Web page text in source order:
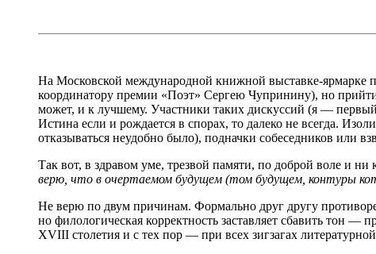
На Московской международной книжной выставке-ярмарке
координатору премии «Поэт» Сергею Чупринину), но
может, и к лучшему. Участники таких дискуссий (я —
Истина если и рождается в спорах, то далеко не всегда.
отказываться неудобно было), подначки собеседников или
Так вот, в здравом уме, трезвой памяти, по доброй воле и
верю, что в очертаемом будущем (том будущем, контуры
Не верю по двум причинам. Формально друг другу
но филологическая корректность заставляет сбавить тон —
XVIII столетия и с тех пор — при всех зигзагах